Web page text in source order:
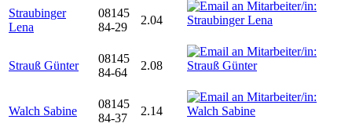
Straubinger
Lena
08145
84-29
2.04
Strauß Günter
08145
84-64
2.08
Walch Sabine
08145
84-37
2.14